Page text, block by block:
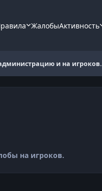
ЖалобыАктивность
и на игроков.
на игроков.